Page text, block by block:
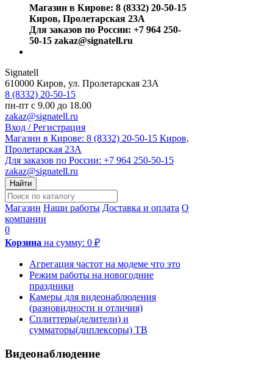
Магазин в Кирове: 8 (8332) 20-50-15
Киров, Пролетарская 23А
Для заказов по России: +7 964 250-
50-15 zakaz@signatell.ru
Signatell
610000 Киров, ул. Пролетарская 23А
8 (8332) 20-50-15
пн-пт с 9.00 до 18.00
zakaz@signatell.ru
Вход / Регистрация
Магазин в Кирове: 8 (8332) 20-50-15 Киров,
Пролетарская 23А
Для заказов по России: +7 964 250-50-15
zakaz@signatell.ru
Найти
Магазин Наши работы Доставка и оплата О
компании
0
Корзина на сумму: 0 ₽
Агрегация частот на модеме что это
Режим работы на новогодние
праздники
Камеры для видеонаблюдения
(разновидности и отличия)
Сплиттеры(делители) и
сумматоры(диплексоры) ТВ
Видеонаблюдение